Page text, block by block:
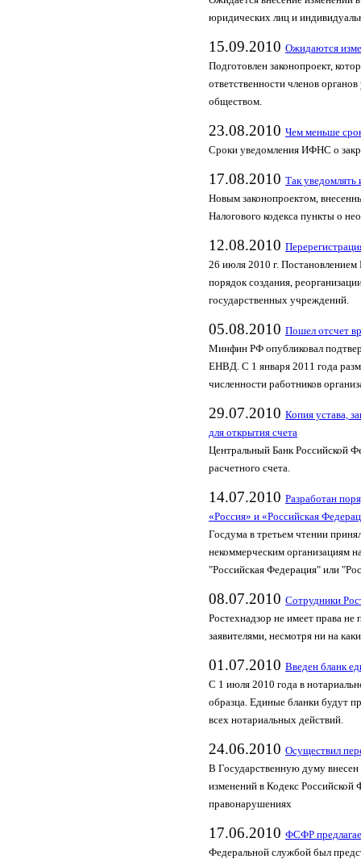
юридических лиц и
15.09.2010 Ожидаются
Подготовлен законопроект,
ответственности членов
обществом.
23.08.2010 Чем меньше
Сроки уведомления ИФНС о
17.08.2010 Так уведомлять
Новым законопроектом,
Налогового кодекса пункты о
12.08.2010
26 июля 2010 г.
порядок создания,
государственных учреждений.
05.08.2010 Пошел отсчет
Минфин РФ опубликовал
ЕНВД. С 1 января 2011 года
численности работников
29.07.2010 Копия устава,
для открытия счета
Центральный Банк Российской
расчетного счета.
14.07.2010 Разработан
«Россия» и «Российская
Госдума в третьем чтении
некоммерческим организациям
"Российская Федерация" или
08.07.2010 Сотрудники
Ростехнадзор не имеет права
заявителями, несмотря ни на
01.07.2010 Введен бланк
С 1 июля 2010 года в
образца. Единые бланки будут
всех нотариальных действий.
24.06.2010 Осуществил
В Государственную думу внесен
изменений в Кодекс
правонарушениях
17.06.2010 ФСФР
Федеральной службой был